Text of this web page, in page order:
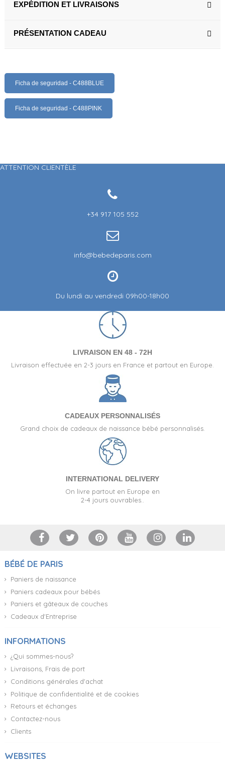
EXPÉDITION ET LIVRAISONS
PRÉSENTATION CADEAU
Ficha de seguridad - C488BLUE
Ficha de seguridad - C488PINK
ATTENTION CLIENTÈLE
+34 917 105 552
info@bebedeparis.com
Du lundi au vendredi 09h00-18h00
LIVRAISON EN 48 - 72H
Livraison effectuée en 2-3 jours en France et partout en Europe.
CADEAUX PERSONNALISÉS
Grand choix de cadeaux de naissance bébé personnalisés.
INTERNATIONAL DELIVERY
On livre partout en Europe en
2-4 jours ouvrables..
BÉBÉ DE PARIS
Paniers de naissance
Paniers cadeaux pour bébés
Paniers et gâteaux de couches
Cadeaux d'Entreprise
INFORMATIONS
¿Qui sommes-nous?
Livraisons, Frais de port
Conditions générales d'achat
Politique de confidentialité et de cookies
Retours et échanges
Contactez-nous
Clients
WEBSITES